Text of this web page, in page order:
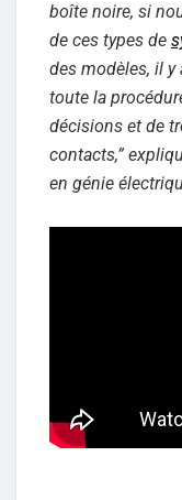
boîte noire, si
de ces types de
des modèles, il y
toute la
décisions et de
contacts,”
en génie